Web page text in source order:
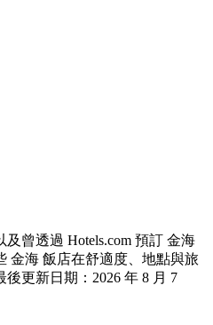
曾透過 Hotels.com 預訂 金海
金海 飯店在舒適度、地點與旅
更新日期： 2026 年 8 月 7